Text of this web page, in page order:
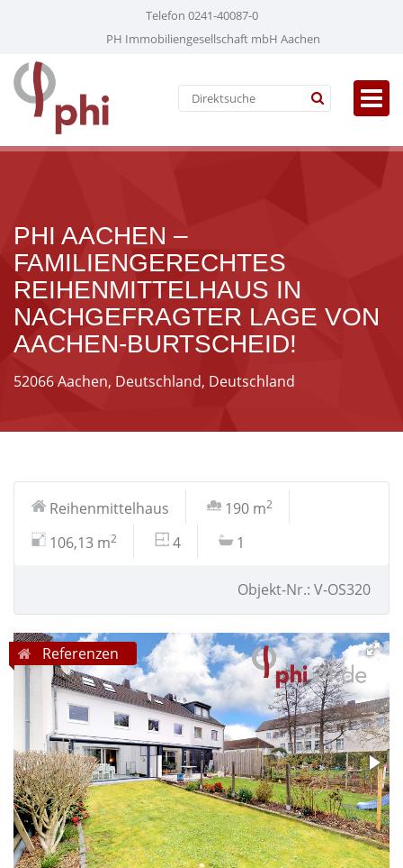
Telefon 0241-40087-0
PH Immobiliengesellschaft mbH Aachen
PHI AACHEN –
FAMILIENGERECHTES
REIHENMITTELHAUS IN
NACHGEFRAGTER LAGE VON
AACHEN-BURTSCHEID!
52066 Aachen, Deutschland, Deutschland
Reihenmittelhaus 190 m2
106,13 m2 4 1
Objekt-Nr.: V-OS320
Referenzen